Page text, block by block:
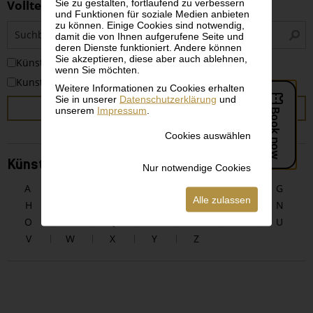
und Funktionen für soziale Medien anbieten
zu können. Einige Cookies sind notwendig,
damit die von Ihnen aufgerufene Seite und
deren Dienste funktioniert. Andere können
Sie akzeptieren, diese aber auch ablehnen,
wenn Sie möchten.
Weitere Informationen zu Cookies erhalten
Sie in unserer Datenschutzerklärung und
unserem Impressum
Cookies auswählen
Nur notwendige Cookies
Alle zulassen
Volltextsuche
KünstlerInnen
Kunstwerke
SUCHEN
KünstlerInnen alphabetisch
A E F
G
H
L M
N
O
U
V
W X Y Z